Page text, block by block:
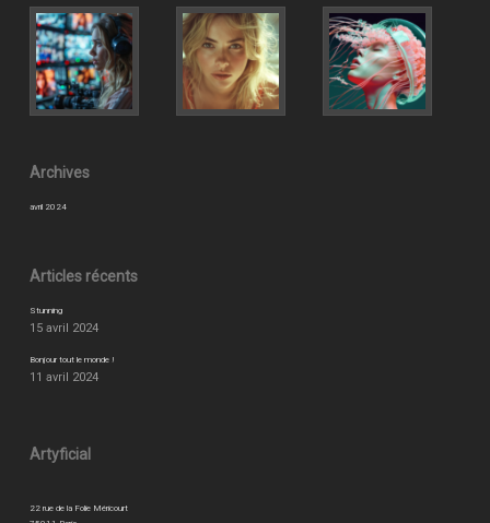
Archives
avril 2024
Articles récents
Stunning
15 avril 2024
Bonjour tout le monde !
11 avril 2024
Artyficial
22 rue de la Folie Méricourt